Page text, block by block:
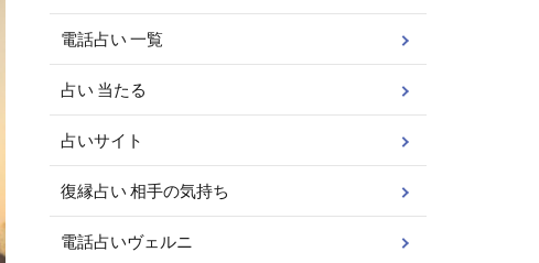
電話占い 一覧
占い 当たる
占いサイト
復縁占い 相手の気持ち
電話占いヴェルニ